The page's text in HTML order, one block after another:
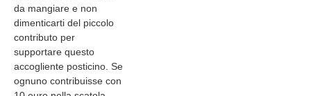
da mangiare e non
dimenticarti del piccolo
contributo per
supportare questo
accogliente posticino. Se
ognuno contribuisse con